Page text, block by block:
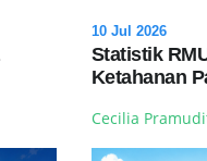
10 Jul 2026
Statistik
Ketahanan
Cecilia